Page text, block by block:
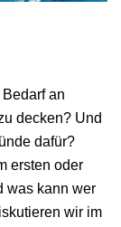
an
decken? Und
dafür?
ersten oder
was kann wer
wir im